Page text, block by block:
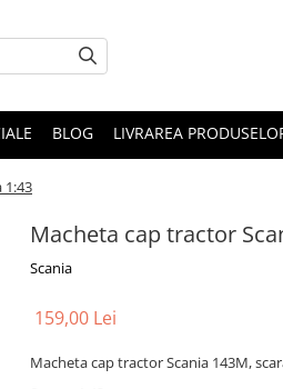
BLOG LIVRAREA
1:43
Macheta cap tractor
Scania
159,00 Lei
Macheta cap tractor Scania 143M,